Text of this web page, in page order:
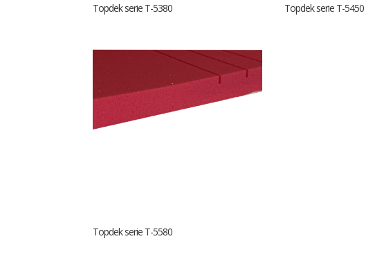
Topdek serie T-5380 Topdek serie T-5450
Topdek serie T-5580